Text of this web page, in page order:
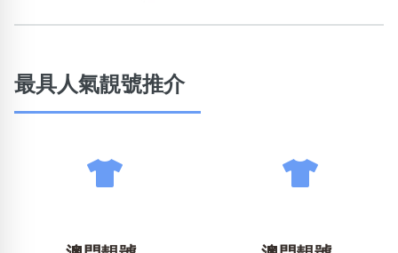
最具人氣靚號推介